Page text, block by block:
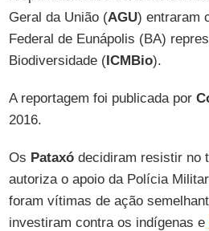
Geral da União (AGU) entraram
Federal de Eunápolis (BA)
Biodiversidade (ICMBio).
A reportagem foi publicada por
2016.
Os Pataxódecidiram resistir no
autoriza o apoio da Polícia
foram vítimas de ação
investiram contra os indígenas e